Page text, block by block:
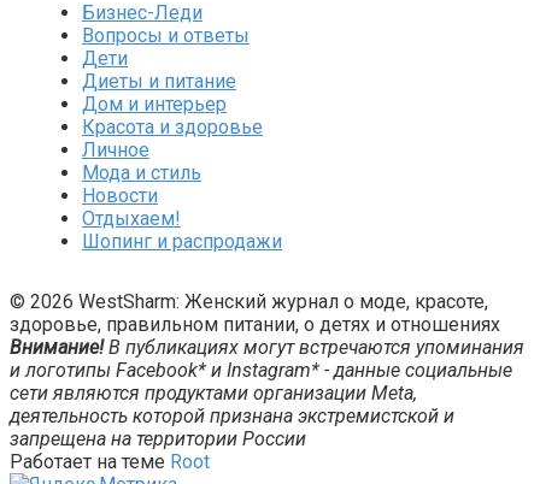
Бизнес-Леди
Вопросы и ответы
Дети
Диеты и питание
Дом и интерьер
Красота и здоровье
Личное
Мода и стиль
Новости
Отдыхаем!
Шопинг и распродажи
© 2026 WestSharm: Женский журнал о моде, красоте,
здоровье, правильном питании, о детях и отношениях
Внимание!В публикациях могут встречаются упоминания
и логотипы Facebook* и Instagram* - данные социальные
сети являются продуктами организации Meta,
деятельность которой признана экстремистской и
запрещена на территории России
Работает на теме Root